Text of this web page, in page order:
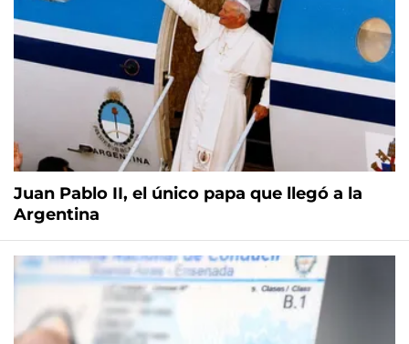
Juan Pablo II, el único papa que llegó a la
Argentina